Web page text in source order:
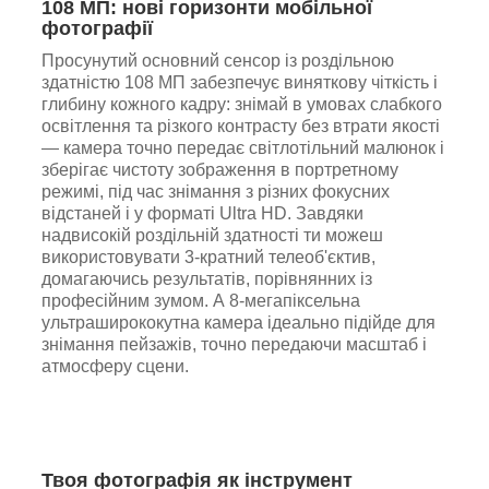
108 МП: нові горизонти мобільної
фотографії
Просунутий основний сенсор із роздільною
здатністю 108 МП забезпечує виняткову чіткість і
глибину кожного кадру: знімай в умовах слабкого
освітлення та різкого контрасту без втрати якості
— камера точно передає світлотільний малюнок і
зберігає чистоту зображення в портретному
режимі, під час знімання з різних фокусних
відстаней і у форматі Ultra HD. Завдяки
надвисокій роздільній здатності ти можеш
використовувати 3-кратний телеоб'єктив,
домагаючись результатів, порівнянних із
професійним зумом. А 8-мегапіксельна
ультраширококутна камера ідеально підійде для
знімання пейзажів, точно передаючи масштаб і
атмосферу сцени.
Твоя фотографія як інструмент